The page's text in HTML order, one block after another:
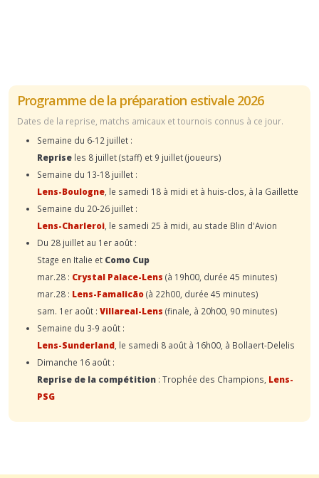
Programme de la préparation estivale 2026
Dates de la reprise, matchs amicaux et tournois connus à ce jour.
Semaine du 6-12 juillet :
Reprise les 8 juillet (staff) et 9 juillet (joueurs)
Semaine du 13-18 juillet :
Lens-Boulogne , le samedi 18 à midi et à huis-clos, à la Gaillette
Semaine du 20-26 juillet :
Lens-Charleroi , le samedi 25 à midi, au stade Blin d'Avion
Du 28 juillet au 1er août :
Stage en Italie et Como Cup
mar.28 : Crystal Palace-Lens (à 19h00, durée 45 minutes)
mar.28 : Lens-Famalicão(à 22h00, durée 45 minutes)
sam. 1er août : Villareal-Lens (finale, à 20h00, 90 minutes)
Semaine du 3-9 août :
Lens-Sunderland , le samedi 8 août à 16h00, à Bollaert-Delelis
Dimanche 16 août :
Reprise de la compétition : Trophée des Champions, Lens-
PSG